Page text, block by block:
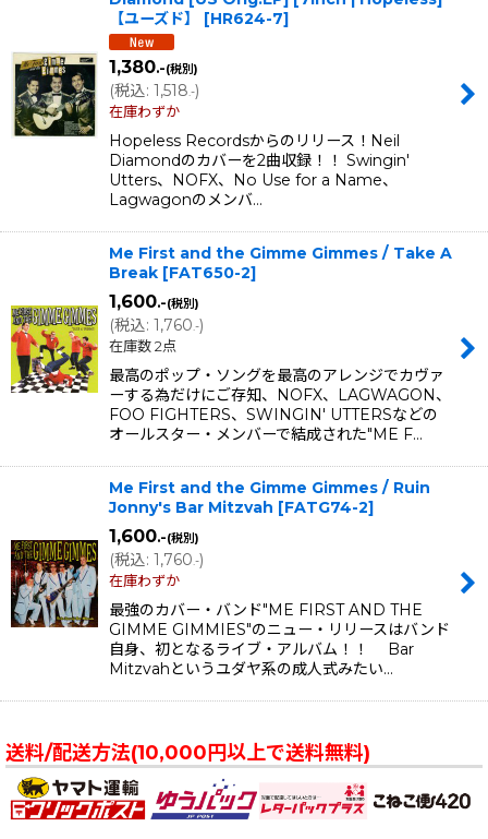
【ユーズド】
[HR624-7]
1,380.-(税別)
(税込: 1,518.-)
在庫わずか
Hopeless Recordsからのリリース！Neil
Diamondのカバーを2曲収録！！ Swingin'
Utters、NOFX、No Use for a Name、
Lagwagonのメンバ…
Me First and the Gimme Gimmes / Take A
Break [FAT650-2]
1,600.-(税別)
(税込: 1,760.-)
在庫数 2点
最高のポップ・ソングを最高のアレンジでカヴァ
ーする為だけにご存知、NOFX、LAGWAGON、
FOO FIGHTERS、SWINGIN' UTTERSなどの
オールスター・メンバーで結成された"ME F…
Me First and the Gimme Gimmes / Ruin
Jonny's Bar Mitzvah [FATG74-2]
1,600.-(税別)
(税込: 1,760.-)
在庫わずか
最強のカバー・バンド"ME FIRST AND THE
GIMME GIMMIES"のニュー・リリースはバンド
自身、初となるライブ・アルバム！！ Bar
Mitzvahというユダヤ系の成人式みたい…
送料/配送方法(10,000円以上で送料無料)